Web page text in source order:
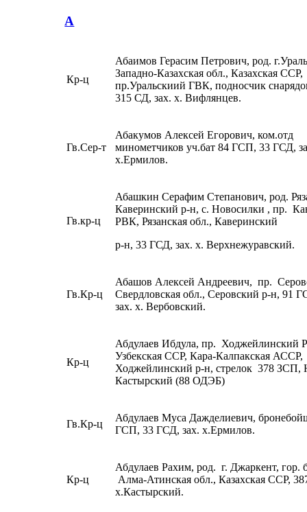
А
Кр-ц
Абаимов Герасим Петрович, род.
Западно-Казахская обл., Казахская ССР,
пр.Уральскиий ГВК, подносчик
315 СД, зах. х. Вифлянцев.
Гв.Сер-т
Абакумов Алексей Егорович, ком.отд
минометчиков уч.бат 84 ГСП, 33 ГСД,
х.Ермилов.
Гв.кр-ц
Абашкин Серафим Степанович, род.
Каверинский р-н, с. Новосилки , пр.
РВК, Рязанская обл., Каверинский
р-н, 33 ГСД, зах. х. Верхнежуравский.
Гв.Кр-ц
Абашов Алексей Андреевич, пр.
Свердловская обл., Серовский р-н, 91
зах. х. Вербовский.
Кр-ц
Абдулаев Ибдула, пр. Ходжейлинский
Узбекская ССР, Кара-Калпакская АССР,
Ходжейлинский р-н, стрелок 378 ЗСП,
Кастырский (88 ОДЭБ)
Гв.Кр-ц
Абдулаев Муса Дажделиевич,
ГСП, 33 ГСД, зах. х.Ермилов.
Кр-ц
Абдулаев Рахим, род. г. Джаркент, гор.
Алма-Атинская обл., Казахская ССР,
х.Кастырский.